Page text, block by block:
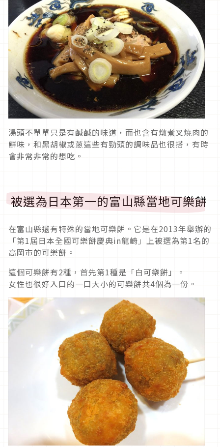
湯頭不單單只是有鹹鹹的味道，而也含有燉煮叉燒肉的
鮮味，和黑胡椒或蔥這些有勁頭的調味品也很搭，有時
會非常非常的想吃。
被選為日本第一的富山縣當地可樂餅
在富山縣還有特殊的當地可樂餅。它是在2013年舉辦的
「第1屆日本全國可樂餅慶典in龍崎」上被選為第1名的
高岡市的可樂餅。
這個可樂餅有2種，首先第1種是「白可樂餅」。
女性也很好入口的一口大小的可樂餅共4個為一份。